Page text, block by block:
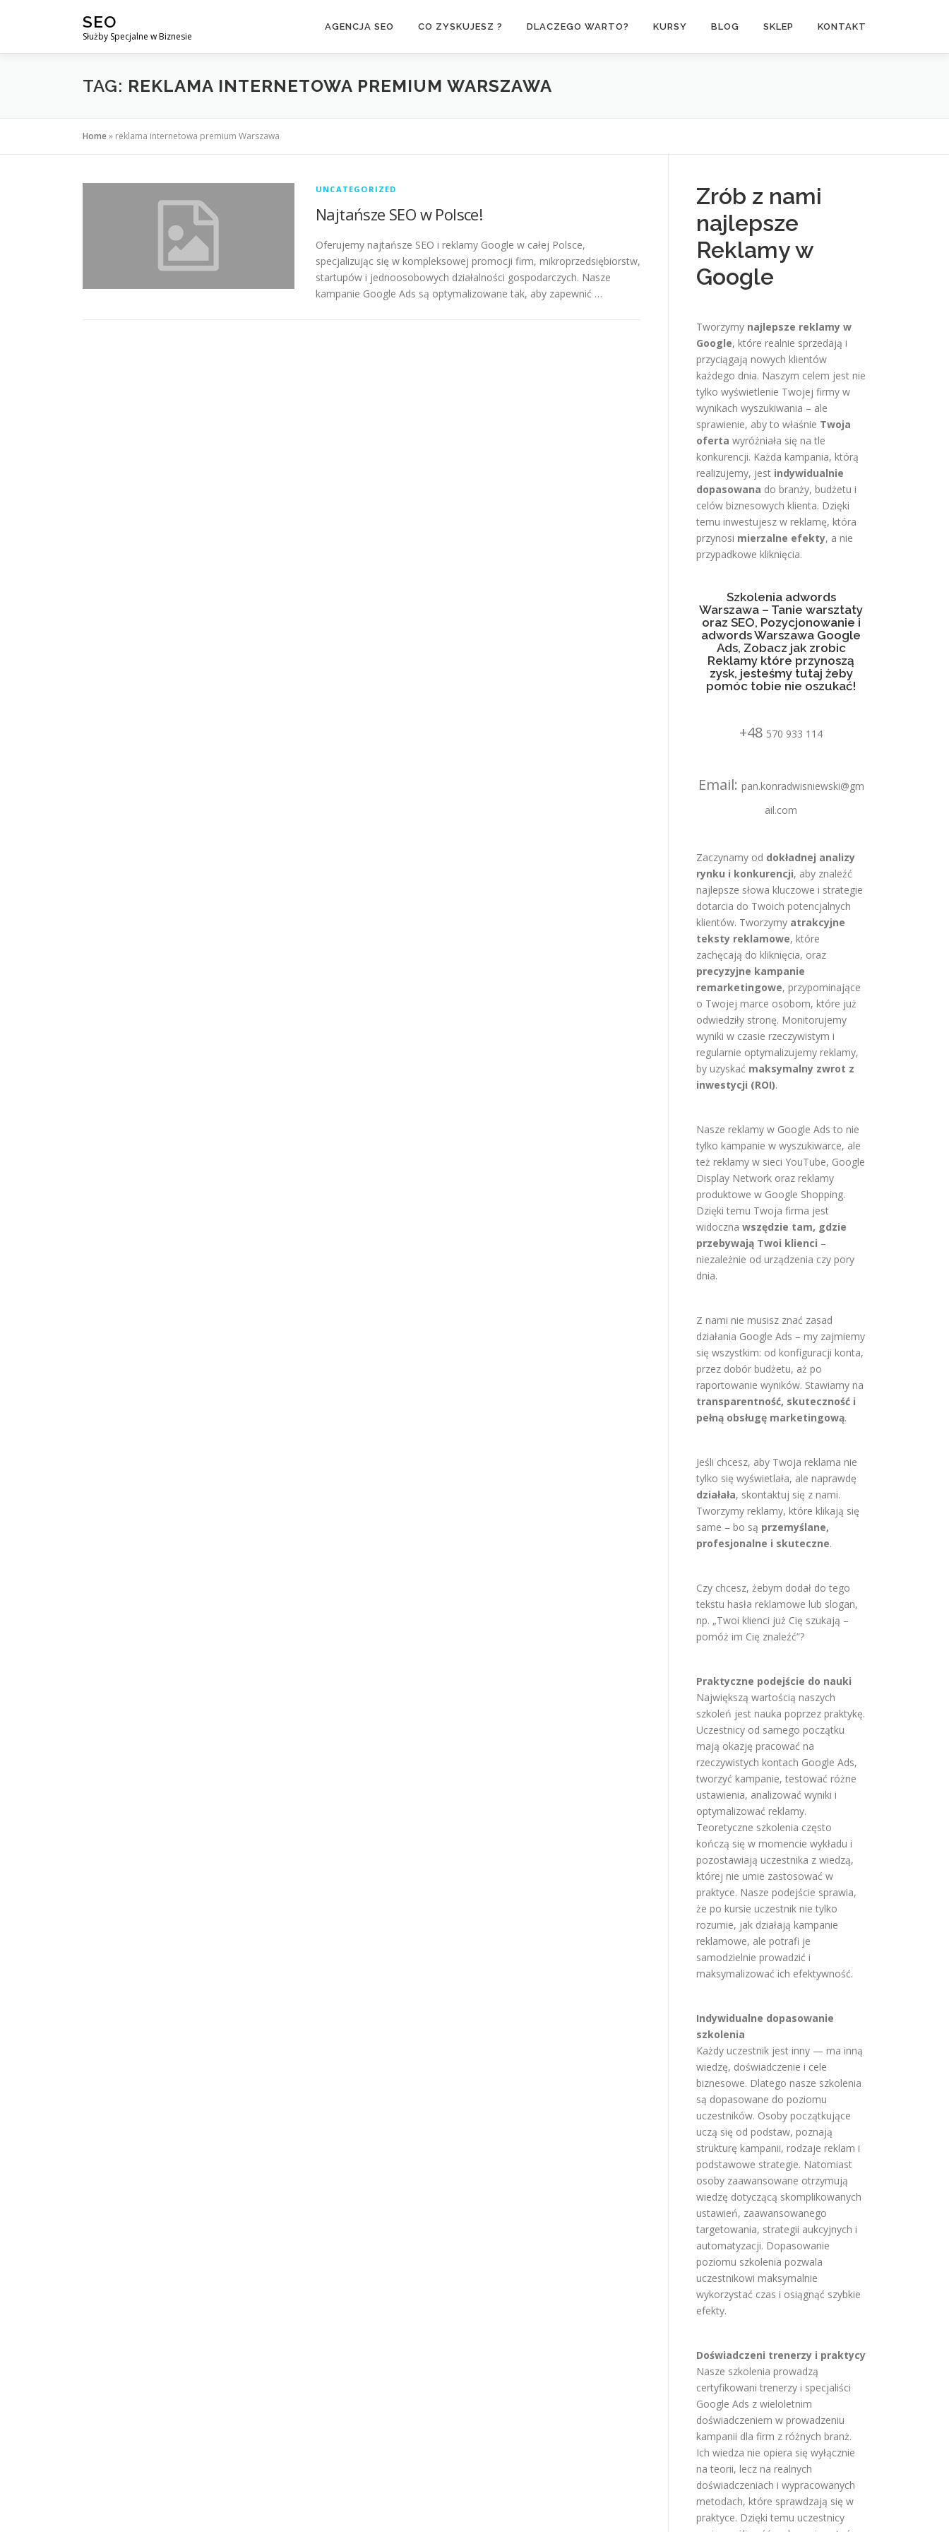
SEO
Służby Specjalne w Biznesie
AGENCJA SEO CO ZYSKUJESZ ? DLACZEGO WARTO? KURSY BLOG SKLEP KONTAKT
TAG: REKLAMA INTERNETOWA PREMIUM WARSZAWA
Home» reklama internetowa premium Warszawa
UNCATEGORIZED
Najtańsze SEO w Polsce!
Oferujemy najtańsze SEO i reklamy Google w całej Polsce,
specjalizując się w kompleksowej promocji firm, mikroprzedsiębiorstw,
startupów i jednoosobowych działalności gospodarczych. Nasze
kampanie Google Ads są optymalizowane tak, aby zapewnić …
Zrób z nami
najlepsze
Reklamy w
Google
Tworzymy najlepsze reklamy w
Google, które realnie sprzedają i
przyciągają nowych klientów
każdego dnia. Naszym celem jest nie
tylko wyświetlenie Twojej firmy w
wynikach wyszukiwania – ale
sprawienie, aby to właśnie Twoja
oferta wyróżniała się na tle
konkurencji. Każda kampania, którą
realizujemy, jest indywidualnie
dopasowana do branży, budżetu i
celów biznesowych klienta. Dzięki
temu inwestujesz w reklamę, która
przynosi mierzalne efekty, a nie
przypadkowe kliknięcia.
Szkolenia adwords
Warszawa – Tanie warsztaty
oraz SEO, Pozycjonowanie i
adwords Warszawa Google
Ads, Zobacz jak zrobic
Reklamy które przynoszą
zysk, jesteśmy tutaj żeby
pomóc tobie nie oszukać!
+48 570 933 114
Email: pan.konradwisniewski@gm
ail.com
Zaczynamy od dokładnej analizy
rynku i konkurencji, aby znaleźć
najlepsze słowa kluczowe i strategie
dotarcia do Twoich potencjalnych
klientów. Tworzymy atrakcyjne
teksty reklamowe, które
zachęcają do kliknięcia, oraz
precyzyjne kampanie
remarketingowe, przypominające
o Twojej marce osobom, które już
odwiedziły stronę. Monitorujemy
wyniki w czasie rzeczywistym i
regularnie optymalizujemy reklamy,
by uzyskać maksymalny zwrot z
inwestycji (ROI).
Nasze reklamy w Google Ads to nie
tylko kampanie w wyszukiwarce, ale
też reklamy w sieci YouTube, Google
Display Network oraz reklamy
produktowe w Google Shopping.
Dzięki temu Twoja firma jest
widoczna wszędzie tam, gdzie
przebywają Twoi klienci –
niezależnie od urządzenia czy pory
dnia.
Z nami nie musisz znać zasad
działania Google Ads – my zajmiemy
się wszystkim: od konfiguracji konta,
przez dobór budżetu, aż po
raportowanie wyników. Stawiamy na
transparentność, skuteczność i
pełną obsługę marketingową.
Jeśli chcesz, aby Twoja reklama nie
tylko się wyświetlała, ale naprawdę
działała, skontaktuj się z nami.
Tworzymy reklamy, które klikają się
same – bo są przemyślane,
profesjonalne i skuteczne.
Czy chcesz, żebym dodał do tego
tekstu hasła reklamowe lub slogan,
np. „Twoi klienci już Cię szukają –
pomóż im Cię znaleźć”?
Praktyczne podejście do nauki
Największą wartością naszych
szkoleń jest nauka poprzez praktykę.
Uczestnicy od samego początku
mają okazję pracować na
rzeczywistych kontach Google Ads,
tworzyć kampanie, testować różne
ustawienia, analizować wyniki i
optymalizować reklamy.
Teoretyczne szkolenia często
kończą się w momencie wykładu i
pozostawiają uczestnika z wiedzą,
której nie umie zastosować w
praktyce. Nasze podejście sprawia,
że po kursie uczestnik nie tylko
rozumie, jak działają kampanie
reklamowe, ale potrafi je
samodzielnie prowadzić i
maksymalizować ich efektywność.
Indywidualne dopasowanie
szkolenia
Każdy uczestnik jest inny — ma inną
wiedzę, doświadczenie i cele
biznesowe. Dlatego nasze szkolenia
są dopasowane do poziomu
uczestników. Osoby początkujące
uczą się od podstaw, poznają
strukturę kampanii, rodzaje reklam i
podstawowe strategie. Natomiast
osoby zaawansowane otrzymują
wiedzę dotyczącą skomplikowanych
ustawień, zaawansowanego
targetowania, strategii aukcyjnych i
automatyzacji. Dopasowanie
poziomu szkolenia pozwala
uczestnikowi maksymalnie
wykorzystać czas i osiągnąć szybkie
efekty.
Doświadczeni trenerzy i praktycy
Nasze szkolenia prowadzą
certyfikowani trenerzy i specjaliści
Google Ads z wieloletnim
doświadczeniem w prowadzeniu
kampanii dla firm z różnych branż.
Ich wiedza nie opiera się wyłącznie
na teorii, lecz na realnych
doświadczeniach i wypracowanych
metodach, które sprawdzają się w
praktyce. Dzięki temu uczestnicy